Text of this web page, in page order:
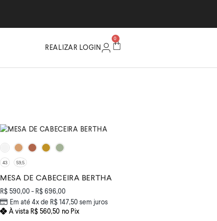
REALIZAR LOGIN
0
43 59,5
MESA DE CABECEIRA BERTHA
R$ 590,00- R$ 696,00
Em até 4x de R$ 147,50sem juros
À vista R$ 560,50 no Pix